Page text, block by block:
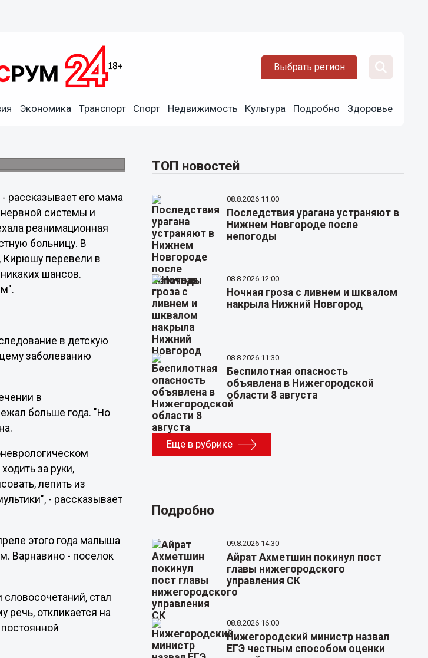
Выбрать регион
Экономика Транспорт Спорт Недвижимость Культура Подробно Здоровье
рассказывает его мама
системы и
реанимационная
больницу. В
Кирюшу перевели в
шансов.
в детскую
заболеванию
в
больше года. "Но
за руки,
лепить из
- рассказывает
этого года малыша
Варнавино - поселок
стал
откликается на
ТОП новостей
08.8.2026 11:00
Последствия урагана устраняют в
Нижнем Новгороде после
непогоды
08.8.2026 12:00
Ночная гроза с ливнем и шквалом
накрыла Нижний Новгород
08.8.2026 11:30
Беспилотная опасность
объявлена в Нижегородской
области 8 августа
Еще в рубрике
Подробно
09.8.2026 14:30
Айрат Ахметшин покинул пост
главы нижегородского
управления СК
08.8.2026 16:00
Нижегородский министр назвал
ЕГЭ честным способом оценки